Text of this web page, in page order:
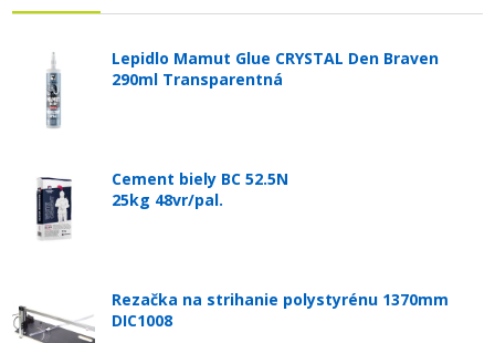
Lepidlo Mamut Glue CRYSTAL Den Braven
290ml Transparentná
Cement biely BC 52.5N
25kg 48vr/pal.
Rezačka na strihanie polystyrénu 1370mm
DIC1008